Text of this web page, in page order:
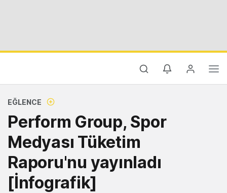
EĞLENCE
Perform Group, Spor
Medyası Tüketim
Raporu'nu yayınladı
[İnfografik]